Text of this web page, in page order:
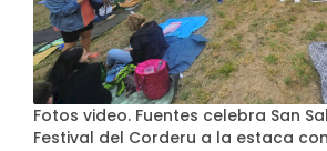
Fotos video. Fuentes celebra San
Festival del Corderu a la estaca